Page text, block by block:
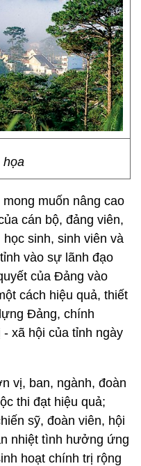
họa
muốn nâng cao
cán bộ, đảng viên,
sinh, sinh viên và
vào sự lãnh đạo
của Đảng vào
cách hiệu quả, thiết
Đảng, chính
xã hội của tỉnh ngày
vị, ban, ngành, đoàn
thi đạt hiệu quả;
sỹ, đoàn viên, hội
nhiệt tình hưởng ứng
hoạt chính trị rộng